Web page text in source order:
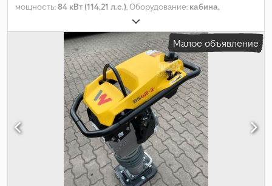
мощность:84 кВт (114,21 л.с.), Оборудование: кабина,
кондиционер, передняя навеска, полный привод
Малое объявление